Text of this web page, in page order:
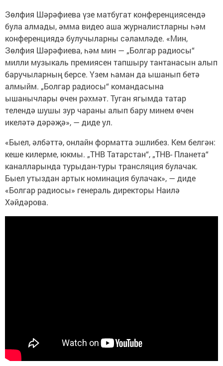
Зөлфия Шәрәфиева үзе матбугат конференциясендә
була алмады, әмма видео аша журналистларны һәм
конференциядә булучыларны сәламләде. «Мин,
Зөлфия Шәрәфиева, һәм мин — „Болгар радиосы“
милли музыкаль премиясен тапшыру тантанасын алып
баручыларның берсе. Үзем һаман да ышанып бетә
алмыйм. „Болгар радиосы“ командасына
ышанычлары өчен рәхмәт. Туган ягымда татар
телендә шушы зур чараны алып бару минем өчен
икеләтә дәрәҗә», — диде ул.
«Быел, әлбәттә, онлайн форматта эшлибез. Кем белгән:
кеше килерме, юкмы. „ТНВ Татарстан“, „ТНВ- Планета“
каналларында турыдан-туры трансляция булачак.
Быел утыздан артык номинация булачак», — диде
«Болгар радиосы» генераль директоры Наилә
Хәйдәрова.